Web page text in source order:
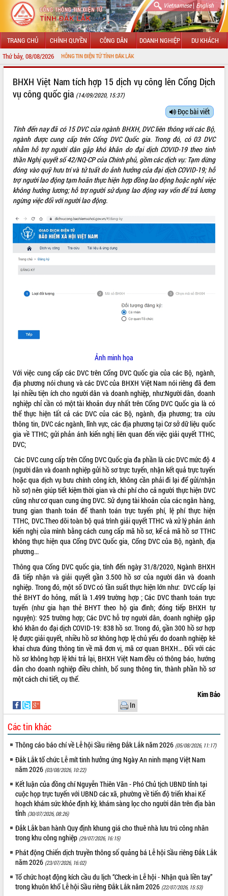
Vietnamese| English
TRANG CHỦ CHÍNH QUYỀN CÔNG DÂN DOANH NGHIỆP DU KHÁCH
Thứ bảy, 08/08/2026
VỚI CỔNG THÔNG TIN ĐIỆN TỬ TỈNH ĐẮK LẮK
LÃNH ĐẠO UBND TỈNH
SỞ, BAN, NGÀNH
UBND CÁC XÃ, PHƯỜNG
THÔNG TIN CHỈ ĐẠO ĐIỀU HÀNH
HỆ THỐNG VĂN BẢN
VĂN BẢN HĐND TỈNH
ĐIỂM TIN VĂN BẢN
QUY HOẠCH - KẾ HOẠCH
VIDEO
Không có file video nào để phát.
ALBUM ẢNH
LIÊN KẾT WEB
THỐNG KÊ TRUY CẬP
Hôm nay: 4886
BHXH Việt Nam tích hợp 15 dịch vụ công lên Cổng Dịch
vụ công quốc gia (14/09/2020, 15:37)
Đọc bài viết
Tính đến nay đã có 15 DVC của ngành BHXH, DVC liên thông với các Bộ,
ngành được cung cấp trên Cổng DVC Quốc gia. Trong đó, có 03 DVC
nhằm hỗ trợ người dân gặp khó khăn do đại dịch COVID-19 theo tinh
thần Nghị quyết số 42/NQ-CP của Chính phủ, gồm các dịch vụ: Tạm dừng
đóng vào quỹ hưu trí và tử tuất do ảnh hưởng của đại dịch COVID-19; hỗ
trợ người lao động tạm hoãn thực hiện hợp đồng lao động hoặc nghỉ việc
không hưởng lương; hỗ trợ người sử dụng lao động vay vốn để trả lương
ngừng việc đối với người lao động.
Ảnh minh họa
Với việc cung cấp các DVC trên Cổng DVC Quốc gia của các Bộ, ngành,
địa phương nói chung và các DVC của BHXH Việt Nam nói riêng đã đem
lại nhiều tiện ích cho người dân và doanh nghiệp, như:Người dân, doanh
nghiệp chỉ cần có một tài khoản duy nhất trên Cổng DVC Quốc gia là có
thể thực hiện tất cả các DVC của các Bộ, ngành, địa phương; tra cứu
thông tin, DVC các ngành, lĩnh vực, các địa phương tại Cơ sở dữ liệu quốc
gia về TTHC; gửi phản ánh kiến nghị liên quan đến việc giải quyết TTHC,
DVC;
Các DVC cung cấp trên Cổng DVC Quốc gia đa phần là các DVC mức độ 4
(người dân và doanh nghiệp gửi hồ sơ trực tuyến, nhận kết quả trực tuyến
hoặc qua dịch vụ bưu chính công ích, không cần phải đi lại để gửi/nhận
hồ sơ) nên giúp tiết kiệm thời gian và chi phí cho cả người thực hiện DVC
cũng như cơ quan cung ứng DVC. Sử dụng tài khoản của các ngân hàng,
trung gian thanh toán để thanh toán trực tuyến phí, lệ phí thực hiện
TTHC, DVC.Theo dõi toàn bộ quá trình giải quyết TTHC và xử lý phản ánh
kiến nghị của mình bằng cách cung cấp mã hồ sơ, kể cả mã hồ sơ TTHC
không thực hiện qua Cổng DVC Quốc gia, Cổng DVC của Bộ, ngành, địa
phương...
Thông qua Cổng DVC quốc gia, tính đến ngày 31/8/2020, Ngành BHXH
đã tiếp nhận và giải quyết gần 3.500 hồ sơ của người dân và doanh
nghiệp. Trong đó, một số DVC có tần suất thực hiện lớn như: DVC cấp lại
thẻ BHYT do hỏng, mất là 1.499 trường hợp ; Các DVC thanh toán trực
tuyến (như gia hạn thẻ BHYT theo hộ gia đình; đóng tiếp BHXH tự
nguyện): 925 trường hợp; Các DVC hỗ trợ người dân, doanh nghiệp gặp
khó khăn do đại dịch COVID-19: 838 hồ sơ. Trong đó, gần 300 hồ sơ hợp
lệ được giải quyết, nhiều hồ sơ không hợp lệ chủ yếu do doanh nghiệp kê
khai chưa đúng thông tin về mã đơn vị, mã cơ quan BHXH… Đối với các
hồ sơ không hợp lệ khi trả lại, BHXH Việt Nam đều có thông báo, hướng
dẫn cho doanh nghiệp điều chỉnh, bổ sung thông tin, thành phần hồ sơ
một cách chi tiết, cụ thể.
Kim Bảo
In
Các tin khác
Thông cáo báo chí về Lễ hội Sầu riêng Đắk Lắk năm 2026 (05/08/2026, 11:17)
Đắk Lắk tổ chức Lễ mít tinh hưởng ứng Ngày An ninh mạng Việt Nam
năm 2026 (03/08/2026, 10:22)
Kết luận của đồng chí Nguyễn Thiên Văn - Phó Chủ tịch UBND tỉnh tại
cuộc họp trực tuyến với UBND các xã, phường về tiến độ triển khai Kế
hoạch khám sức khỏe định kỳ, khám sàng lọc cho người dân trên địa bàn
tỉnh (30/07/2026, 08:26)
Đắk Lắk ban hành Quy định khung giá cho thuê nhà lưu trú công nhân
trong khu công nghiệp (29/07/2026, 16:15)
Phát động Chiến dịch truyền thông số quảng bá Lễ hội Sầu riêng Đắk Lắk
năm 2026 (23/07/2026, 16:02)
Tổ chức hoạt động kích cầu du lịch “Check-in Lễ hội - Nhận quà liền tay”
trong khuôn khổ Lễ hội Sầu riêng Đắk Lắk năm 2026 (22/07/2026, 15:53)